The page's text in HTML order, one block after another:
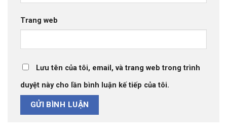
Trang web
Lưu tên của tôi, email, và trang web trong trình
duyệt này cho lần bình luận kế tiếp của tôi.